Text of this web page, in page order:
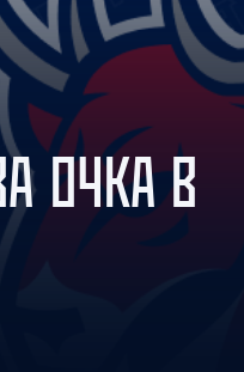
Амур
Барыс
Салават Юлаев
Сибирь
ОЧКА В